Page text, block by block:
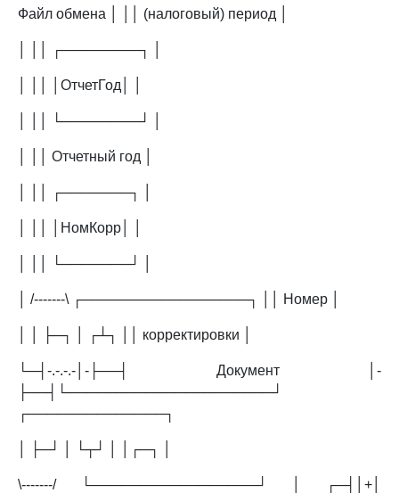
Файл обмена │ ││ (налоговый) период │
│ ││ ┌────────┐ │
│ ││ │ОтчетГод│ │
│ ││ └────────┘ │
│ ││ Отчетный год │
│ ││ ┌───────┐ │
│ ││ │НомКорр│ │
│ ││ └───────┘ │
│ /-------\ ┌─────────────────┐ ││ Номер │
│ │ ├─┐ │ ┌┴┐ ││ корректировки │
└─┤-.-.-.-│-├──┤ Документ │-
├──┤└─────────────────────┘
┌──────────────┐
│ ├─┘ │ └┬┘ │ │┌─┐ │
\-------/ └─────────────────┘ │ ┌─┤│+│